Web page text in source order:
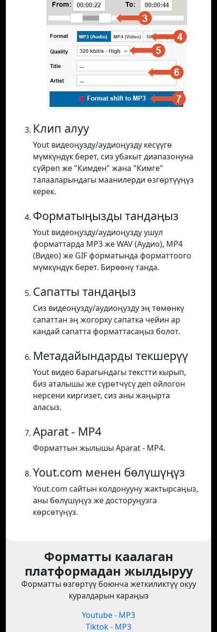
Клип алуу
Yout видеоңузду/аудиоңузду кесүүгө
мүмкүндүк берет, сиз убакыт диапазонуна
сүйрөп же "Кимден" жана "Кимге"
талааларындагы маанилерди өзгөртүүңүз
керек.
Форматыңызды тандаңыз
Yout видеоңузду/аудиоңузду ушул
форматтарда MP3 же WAV (Аудио), MP4
(Видео) же GIF форматында форматтоого
мүмкүндүк берет. Бирөөнү танда.
Сапатты тандаңыз
Сиз видеоңузду/аудиоңузду эң төмөнкү
сапаттан эң жогорку сапатка чейин ар
кандай сапатта форматтасаңыз болот.
Метадайындарды текшерүү
Yout видео барагындагы текстти кырып,
биз аталышы же сүрөтчүсү деп ойлогон
нерсени киргизет, сиз аны жаңырта
аласыз.
Aparat - MP4
Форматтын жылышы Aparat - MP4.
Yout.com менен бөлүшүңүз
Yout.com сайтын колдонууну жактырсаңыз,
аны бөлүшүңүз же досторуңузга
көрсөтүңүз.
Форматты каалаган
платформадан жылдыруу
Форматты өзгөртүү боюнча жеткиликтүү окуу
куралдарын караңыз
Youtube - MP3
Tiktok - MP3